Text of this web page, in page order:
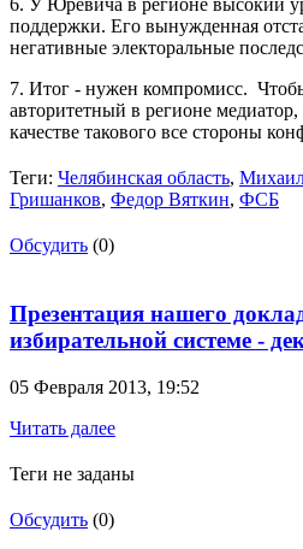
6. У Юревича в регионе высокий
поддержки. Его вынужденная
негативные электоральные
7. Итог - нужен компромисс.
авторитетный в регионе
качестве такового все стороны
Теги: Челябинская область,
Гришанков, Федор Вяткин, ФСБ
Обсудить (0)
Презентация нашего
избирательной системе -
05 Февраля 2013, 19:52
Читать далее
Теги не заданы
Обсудить (0)